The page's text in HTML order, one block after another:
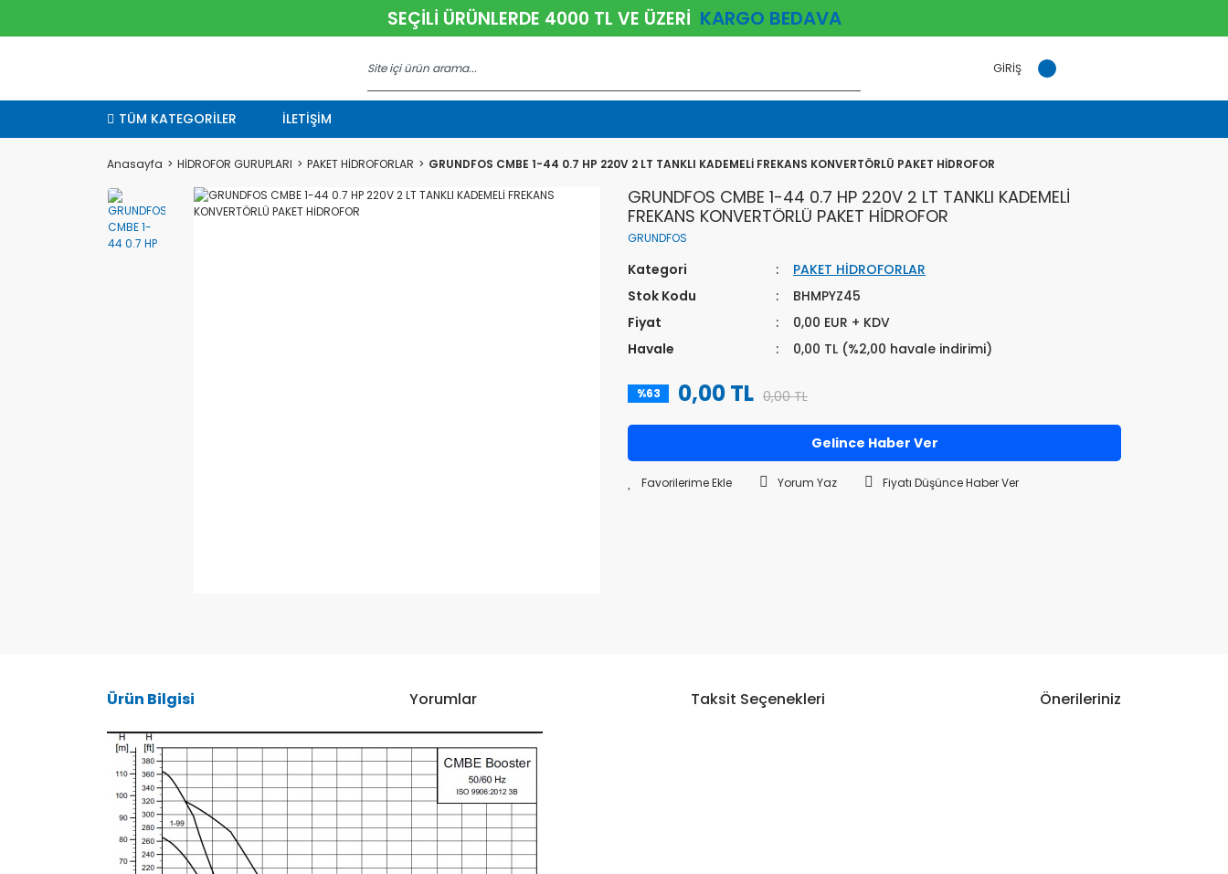
SEÇİLİ ÜRÜNLERDE 4000 TL VE ÜZERİ KARGO BEDAVA
GİRİŞ
TÜM KATEGORİLER İLETİŞİM
Anasayfa HİDROFOR GURUPLARI PAKET HİDROFORLAR GRUNDFOS CMBE 1-44 0.7 HP 220V 2 LT TANKLI KADEMELİ FREKANS KONVERTÖRLÜ PAKET HİDROFOR
GRUNDFOS CMBE 1-44 0.7 HP 220V 2 LT TANKLI KADEMELİ
FREKANS KONVERTÖRLÜ PAKET HİDROFOR
GRUNDFOS
Kategori
PAKET HİDROFORLAR
Stok Kodu
BHMPYZ45
Fiyat
0,00 EUR + KDV
Havale
0,00 TL (%2,00 havale indirimi)
%63 0,00 TL 0,00 TL
Gelince Haber Ver
Yorum Yaz Fiyatı Düşünce Haber Ver
Ürün Bilgisi Yorumlar Taksit Seçenekleri Önerileriniz